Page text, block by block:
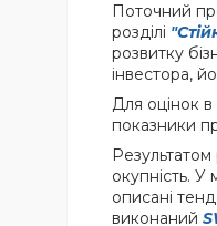
Поточний
розділі
розвитку
інвестора,
Для оцінок
показники
окупність. У
описані
виконаний